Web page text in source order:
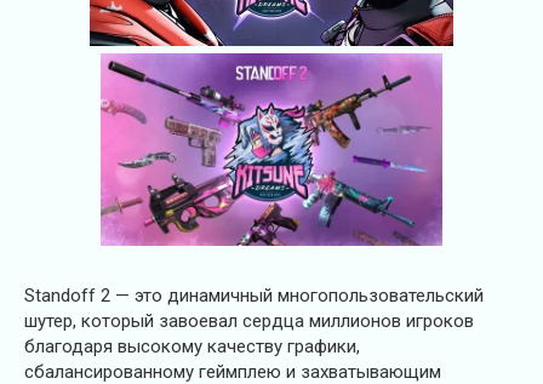
Standoff 2 — это динамичный многопользовательский
шутер, который завоевал сердца миллионов игроков
благодаря высокому качеству графики,
сбалансированному геймплею и захватывающим